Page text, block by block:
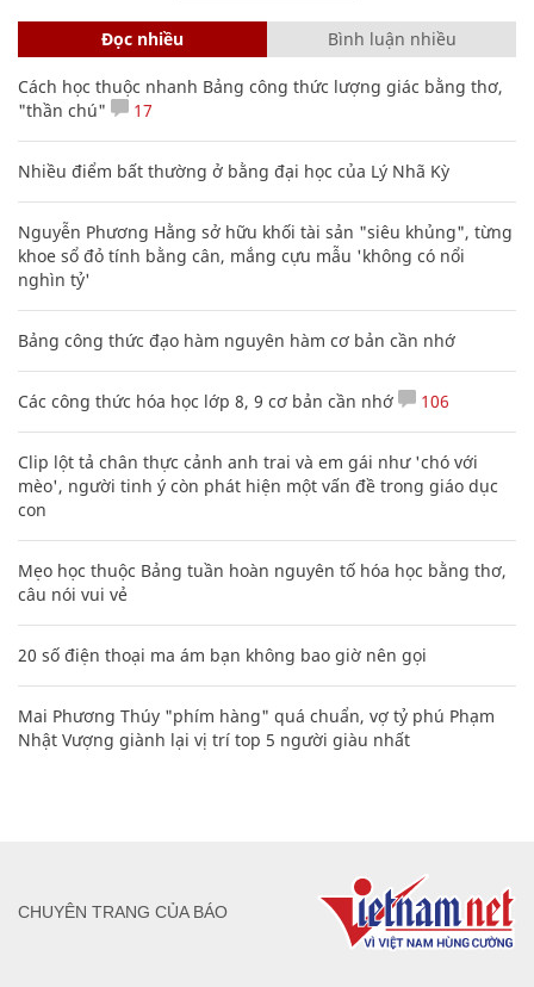
Đọc nhiều Bình luận nhiều
Cách học thuộc nhanh Bảng công thức lượng giác bằng thơ,
"thần chú"
17
Nhiều điểm bất thường ở bằng đại học của Lý Nhã Kỳ
Nguyễn Phương Hằng sở hữu khối tài sản "siêu khủng", từng
khoe sổ đỏ tính bằng cân, mắng cựu mẫu 'không có nổi
nghìn tỷ'
Bảng công thức đạo hàm nguyên hàm cơ bản cần nhớ
Các công thức hóa học lớp 8, 9 cơ bản cần nhớ 106
Clip lột tả chân thực cảnh anh trai và em gái như 'chó với
mèo', người tinh ý còn phát hiện một vấn đề trong giáo dục
con
Mẹo học thuộc Bảng tuần hoàn nguyên tố hóa học bằng thơ,
câu nói vui vẻ
20 số điện thoại ma ám bạn không bao giờ nên gọi
Mai Phương Thúy "phím hàng" quá chuẩn, vợ tỷ phú Phạm
Nhật Vượng giành lại vị trí top 5 người giàu nhất
CHUYÊN TRANG CỦA BÁO